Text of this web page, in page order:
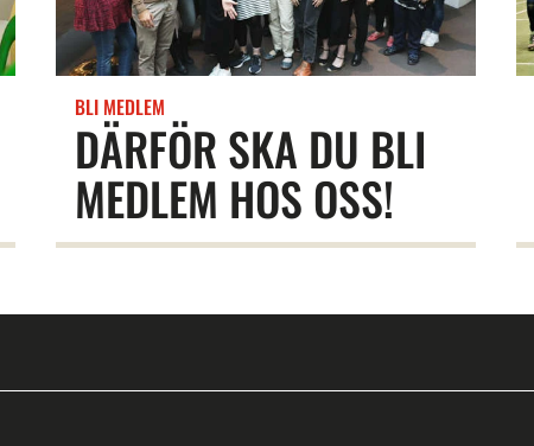
DÄRFÖR SKA DU BLI
MEDLEM HOS OSS!
BLI MEDLEM